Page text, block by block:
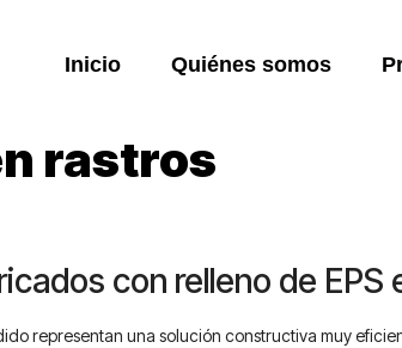
Inicio Quiénes somos
rastros
con relleno de
representan una solución constructiva muy